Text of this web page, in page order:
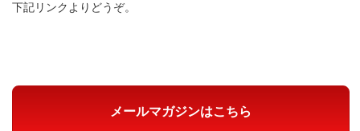
下記リンクよりどうぞ。
メールマガジンはこちら